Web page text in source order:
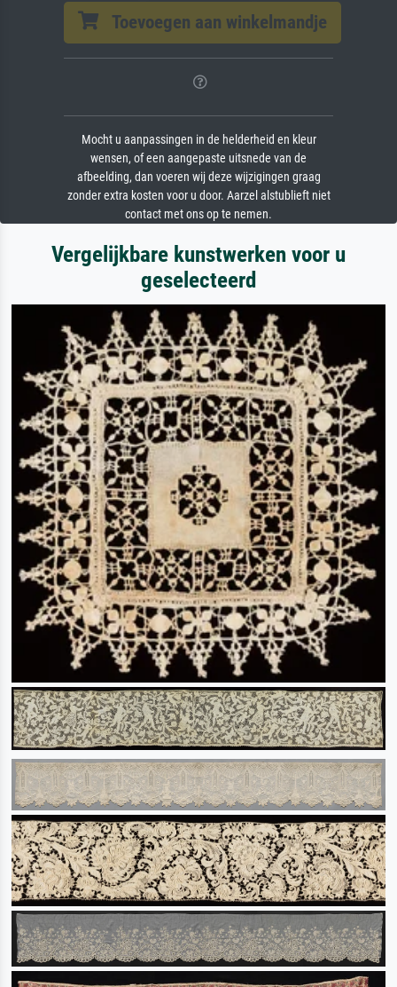
Toevoegen aan winkelmandje
Mocht u aanpassingen in de helderheid en kleur
wensen, of een aangepaste uitsnede van de
afbeelding, dan voeren wij deze wijzigingen graag
zonder extra kosten voor u door. Aarzel alstublieft niet
contact met ons op te nemen.
Vergelijkbare kunstwerken voor u
geselecteerd